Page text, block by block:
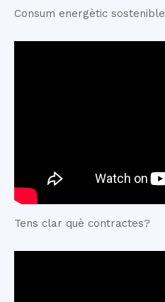
Consum energètic sostenible
Tens clar què contractes?